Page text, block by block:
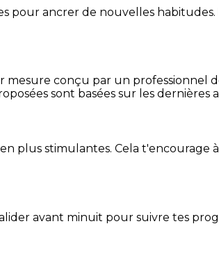
pour ancrer de nouvelles
conçu par un professionnel
sont basées sur les
plus stimulantes. Cela
avant minuit pour suivre tes